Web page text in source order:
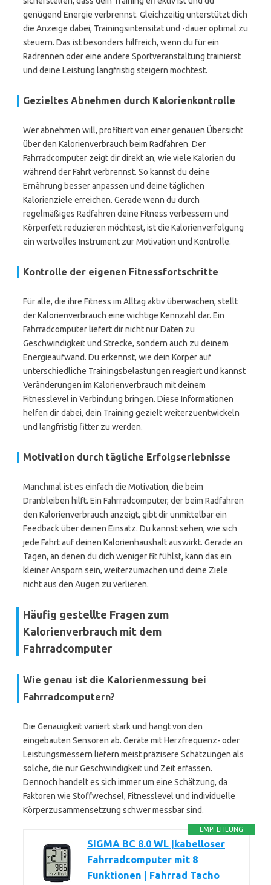
genügend Energie verbrennst. Gleichzeitig unterstützt dich
die Anzeige dabei, Trainingsintensität und -dauer optimal zu
steuern. Das ist besonders hilfreich, wenn du für ein
Radrennen oder eine andere Sportveranstaltung trainierst
und deine Leistung langfristig steigern möchtest.
Gezieltes Abnehmen durch Kalorienkontrolle
Wer abnehmen will, profitiert von einer genauen Übersicht
über den Kalorienverbrauch beim Radfahren. Der
Fahrradcomputer zeigt dir direkt an, wie viele Kalorien du
während der Fahrt verbrennst. So kannst du deine
Ernährung besser anpassen und deine täglichen
Kalorienziele erreichen. Gerade wenn du durch
regelmäßiges Radfahren deine Fitness verbessern und
Körperfett reduzieren möchtest, ist die Kalorienverfolgung
ein wertvolles Instrument zur Motivation und Kontrolle.
Kontrolle der eigenen Fitnessfortschritte
Für alle, die ihre Fitness im Alltag aktiv überwachen, stellt
der Kalorienverbrauch eine wichtige Kennzahl dar. Ein
Fahrradcomputer liefert dir nicht nur Daten zu
Geschwindigkeit und Strecke, sondern auch zu deinem
Energieaufwand. Du erkennst, wie dein Körper auf
unterschiedliche Trainingsbelastungen reagiert und kannst
Veränderungen im Kalorienverbrauch mit deinem
Fitnesslevel in Verbindung bringen. Diese Informationen
helfen dir dabei, dein Training gezielt weiterzuentwickeln
und langfristig fitter zu werden.
Motivation durch tägliche Erfolgserlebnisse
Manchmal ist es einfach die Motivation, die beim
Dranbleiben hilft. Ein Fahrradcomputer, der beim Radfahren
den Kalorienverbrauch anzeigt, gibt dir unmittelbar ein
Feedback über deinen Einsatz. Du kannst sehen, wie sich
jede Fahrt auf deinen Kalorienhaushalt auswirkt. Gerade an
Tagen, an denen du dich weniger fit fühlst, kann das ein
kleiner Ansporn sein, weiterzumachen und deine Ziele
nicht aus den Augen zu verlieren.
Häufig gestellte Fragen zum
Kalorienverbrauch mit dem
Fahrradcomputer
Wie genau ist die Kalorienmessung bei
Fahrradcomputern?
Die Genauigkeit variiert stark und hängt von den
eingebauten Sensoren ab. Geräte mit Herzfrequenz- oder
Leistungsmessern liefern meist präzisere Schätzungen als
solche, die nur Geschwindigkeit und Zeit erfassen.
Dennoch handelt es sich immer um eine Schätzung, da
Faktoren wie Stoffwechsel, Fitnesslevel und individuelle
Körperzusammensetzung schwer messbar sind.
EMPFEHLUNG
SIGMA BC 8.0 WL |kabelloser
Fahrradcomputer mit 8
Funktionen | Fahrrad Tacho